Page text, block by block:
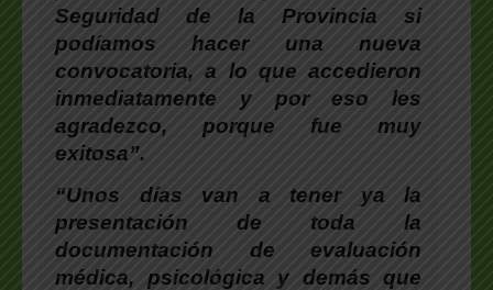
Seguridad de la Provincia si
podíamos hacer una nueva
convocatoria, a lo que accedieron
inmediatamente y por eso les
agradezco, porque fue muy
exitosa”.
“Unos días van a tener ya la
presentación de toda la
documentación de evaluación
médica, psicológica y demás que